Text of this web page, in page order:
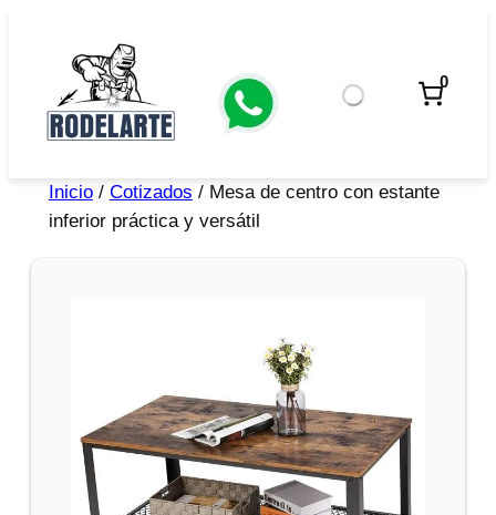
0
Inicio/ Cotizados / Mesa de centro con estante
inferior práctica y versátil